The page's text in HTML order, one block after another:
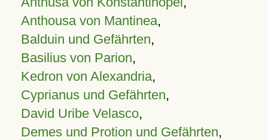
Anthousa von Mantinea,
Balduin und Gefährten,
Basilius von Parion,
Kedron von Alexandria,
Cyprianus und Gefährten,
David Uribe Velasco,
Demes und Protion und Gefährten,